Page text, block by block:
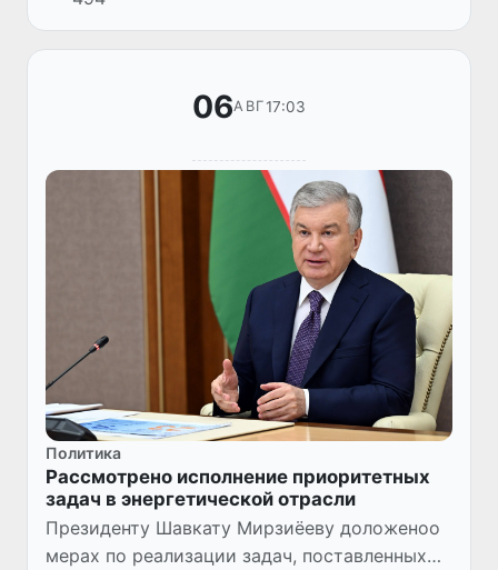
которая пройдет в Ташкенте с 9 по 16
августа т...
06АВГ17:03
Политика
Рассмотрено исполнение приоритетных
задач в энергетической отрасли
Президенту Шавкату Мирзиёеву доложеноо
мерах по реализации задач, поставленных